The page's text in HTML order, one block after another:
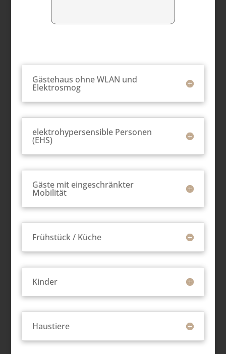
Gästehaus ohne WLAN und
Elektrosmog
elektrohypersensible Personen
(EHS)
Gäste mit eingeschränkter
Mobilität
Frühstück / Küche
Kinder
Haustiere